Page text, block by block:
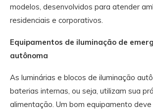
modelos, desenvolvidos para atender
residenciais e corporativos.
Equipamentos de iluminação de
autônoma
As luminárias e blocos de iluminação
baterias internas, ou seja, utilizam sua
alimentação. Um bom equipamento